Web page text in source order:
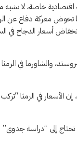
اقتصادية خاصة، لا
تخوض معركة دفاع
أسعار الدجاج في
والشاورما في
الأسعار في الرمثا
إلى “دراسة جدوى”